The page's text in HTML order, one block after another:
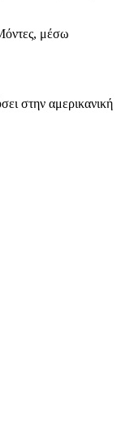
μέσω
στην αμερικανική